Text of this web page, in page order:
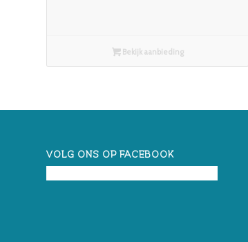
Bekijk aanbieding
VOLG ONS OP FACEBOOK